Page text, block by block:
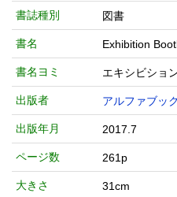
書誌種別 図書
書名 Exhibition
書名ヨミ エキシビショ
出版者 アルファブッ
出版年月 2017.7
ページ数 261p
大きさ 31cm